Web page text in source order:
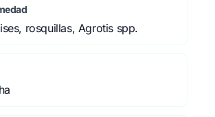
rosquillas, Agrotis spp.